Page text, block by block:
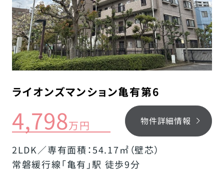
ライオンズマンション亀有第6
4,798万円 物件詳細情報
2LDK／専有面積：54.17㎡（壁芯）
常磐緩行線「亀有」駅 徒歩9分